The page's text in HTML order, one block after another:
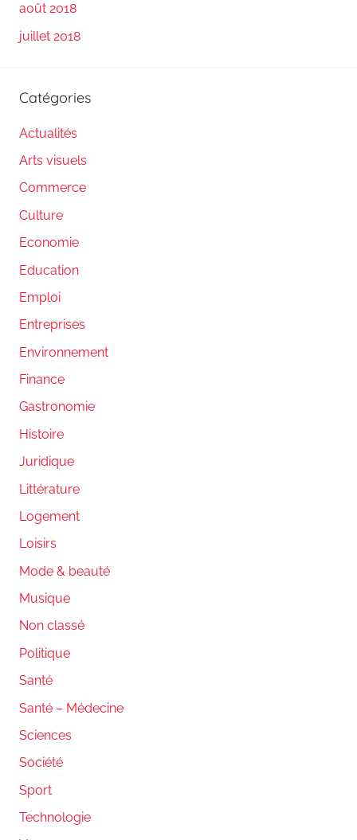
août 2018
juillet 2018
Catégories
Actualités
Arts visuels
Commerce
Culture
Economie
Education
Emploi
Entreprises
Environnement
Finance
Gastronomie
Histoire
Juridique
Littérature
Logement
Loisirs
Mode & beauté
Musique
Non classé
Politique
Santé
Santé – Médecine
Sciences
Société
Sport
Technologie